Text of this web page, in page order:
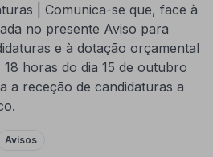
| Comunica-se que, face à
no presente Aviso para
e à dotação orçamental
horas do dia 15 de outubro
a receção de candidaturas a
Avisos